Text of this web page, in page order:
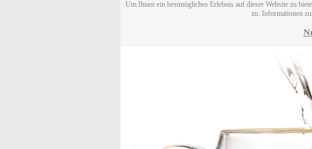
Um Ihnen ein bestmögliches Erlebnis auf dieser Website zu
zu. Informationen